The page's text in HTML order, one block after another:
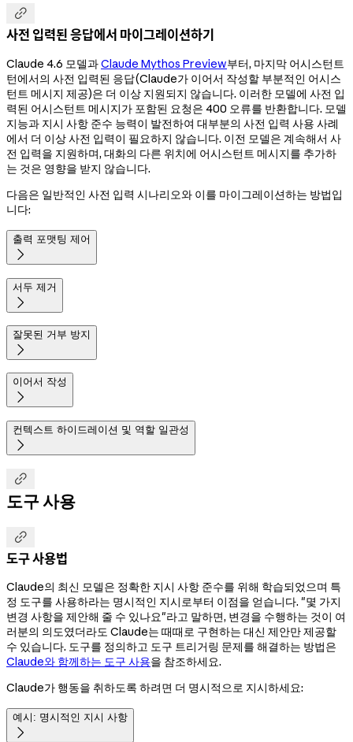

사전 입력된 응답에서 마이그레이션하기
Claude 4.6 모델과Claude Mythos Preview부터, 마지막 어시스턴트
턴에서의 사전 입력된 응답(Claude가 이어서 작성할 부분적인 어시스
턴트 메시지 제공)은 더 이상 지원되지 않습니다. 이러한 모델에 사전 입
력된 어시스턴트 메시지가 포함된 요청은 400 오류를 반환합니다. 모델
지능과 지시 사항 준수 능력이 발전하여 대부분의 사전 입력 사용 사례
에서 더 이상 사전 입력이 필요하지 않습니다. 이전 모델은 계속해서 사
전 입력을 지원하며, 대화의 다른 위치에 어시스턴트 메시지를 추가하
는 것은 영향을 받지 않습니다.
다음은 일반적인 사전 입력 시나리오와 이를 마이그레이션하는 방법입
니다:
출력 포맷팅 제어

서두 제거

잘못된 거부 방지

이어서 작성

컨텍스트 하이드레이션 및 역할 일관성


도구 사용

도구 사용법
Claude의 최신 모델은 정확한 지시 사항 준수를 위해 학습되었으며 특
정 도구를 사용하라는 명시적인 지시로부터 이점을 얻습니다. "몇 가지
변경 사항을 제안해 줄 수 있나요"라고 말하면, 변경을 수행하는 것이 여
러분의 의도였더라도 Claude는 때때로 구현하는 대신 제안만 제공할
수 있습니다. 도구를 정의하고 도구 트리거링 문제를 해결하는 방법은
Claude와 함께하는 도구 사용을 참조하세요.
Claude가 행동을 취하도록 하려면 더 명시적으로 지시하세요:
예시: 명시적인 지시 사항
